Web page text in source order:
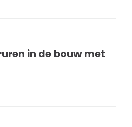
in de bouw met